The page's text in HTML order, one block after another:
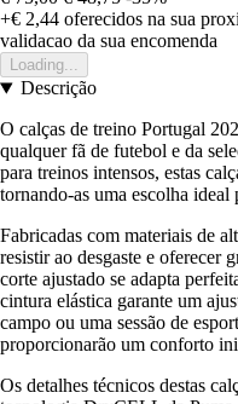
+€ 2,44 oferecidos na sua
validacao da sua encomenda
Loading...
Descrição
O calças de treino Portugal
qualquer fã de futebol e da
para treinos intensos, estas
tornando-as uma escolha ideal
Fabricadas com materiais de
resistir ao desgaste e oferecer
corte ajustado se adapta
cintura elástica garante um
campo ou uma sessão de
proporcionarão um conforto
Os detalhes técnicos destas